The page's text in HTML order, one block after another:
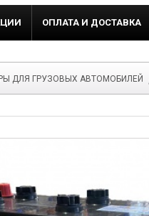
ОПЛАТА И ДОСТАВКА
ДЛЯ ГРУЗОВЫХ АВТОМОБИЛЕЙ